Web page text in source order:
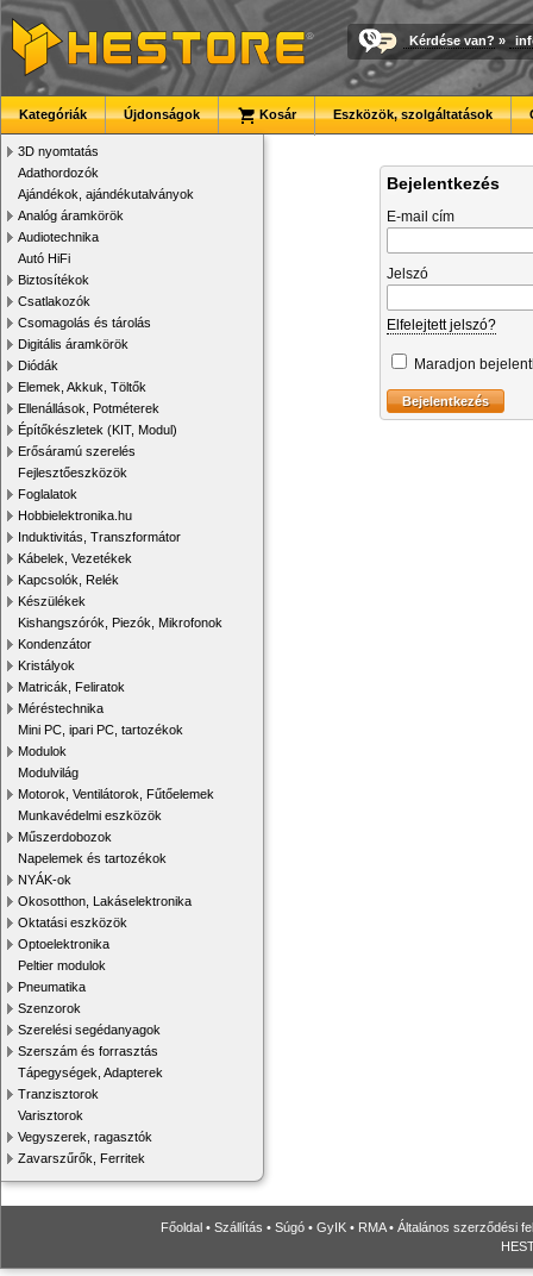
Kérdése van? »
Kategóriák Újdonságok Kosár Eszközök, szolgáltatások
3D nyomtatás
Adathordozók
Ajándékok, ajándékutalványok
Analóg áramkörök
Audiotechnika
Autó HiFi
Biztosítékok
Csatlakozók
Csomagolás és tárolás
Digitális áramkörök
Diódák
Elemek, Akkuk, Töltők
Ellenállások, Potméterek
Építőkészletek (KIT, Modul)
Erősáramú szerelés
Fejlesztőeszközök
Foglalatok
Hobbielektronika.hu
Induktivitás, Transzformátor
Kábelek, Vezetékek
Kapcsolók, Relék
Készülékek
Kishangszórók, Piezók, Mikrofonok
Kondenzátor
Kristályok
Matricák, Feliratok
Méréstechnika
Mini PC, ipari PC, tartozékok
Modulok
Modulvilág
Motorok, Ventilátorok, Fűtőelemek
Munkavédelmi eszközök
Műszerdobozok
Napelemek és tartozékok
NYÁK-ok
Okosotthon, Lakáselektronika
Oktatási eszközök
Optoelektronika
Peltier modulok
Pneumatika
Szenzorok
Szerelési segédanyagok
Szerszám és forrasztás
Tápegységek, Adapterek
Tranzisztorok
Varisztorok
Vegyszerek, ragasztók
Zavarszűrők, Ferritek
Bejelentkezés
E-mail cím
Jelszó
Elfelejtett jelszó?
Maradjon
Főoldal • Szállítás • Súgó • GyIK • RMA• Általános szerződési